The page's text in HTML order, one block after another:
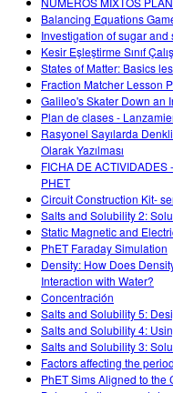
Biologi
Omsette
Customizable Sims
Virtual Workshops
Professional
Teaching with PhET
PhET Global
Data Fluency
DEIB in STEM Ed
SceneryStack OSE
Impact Report
LOGG INN / REGISTER
Balancing Equations
Investigation of sugar and
Kesir Eşleştirme Sınıf
States of Matter: Basics
Fraction Matcher Lesson
Galileo's Skater Down an
Plan de clases -
Rasyonel Sayılarda
Olarak Yazılması
FICHA DE ACTIVIDADES
PHET
Circuit Construction Kit-
Salts and Solubility 2:
Static Magnetic and
PhET Faraday Simulation
Density: How Does
Interaction with Water?
Concentración
Salts and Solubility 5:
Salts and Solubility 4:
Salts and Solubility 3:
Factors affecting the
PhET Sims Aligned to the